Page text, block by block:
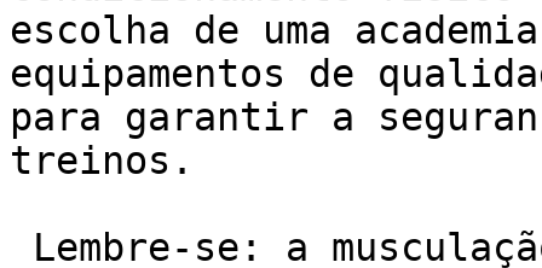
escolha de uma
equipamentos de
para garantir a
treinos.